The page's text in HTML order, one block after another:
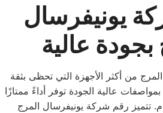
يونيفرسال
بجودة عالية
من أكثر الأجهزة التي تحظى بثقة
عالية الجودة توفر أداءً ممتازًا
تتميز رقم شركة يونيفرسال المرج